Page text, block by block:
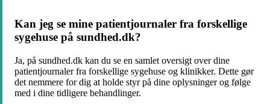
Kan jeg se mine patientjournaler fra forskellige
sygehuse på sundhed.dk?
Ja, på sundhed.dk kan du se en samlet oversigt over dine
patientjournaler fra forskellige sygehuse og klinikker. Dette gør
det nemmere for dig at holde styr på dine oplysninger og følge
med i dine tidligere behandlinger.